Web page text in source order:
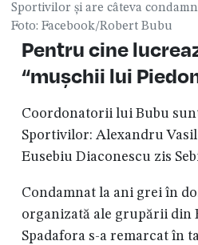
Sportivilor și are câteva
Foto: Facebook/Robert Bubu
Pentru cine
“mușchii lui
Coordonatorii lui Bubu
Sportivilor: Alexandru
Eusebiu Diaconescu zis
Condamnat la ani grei în
organizată ale grupării din
Spadafora s-a remarcat în